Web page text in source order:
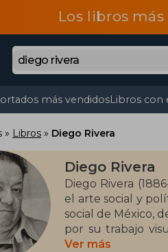
Los libros
más vendidosLibros con
Libros Diego Rivera
Diego Rivera
Diego Rivera
el arte social y
social de México,
por su trabajo
escritor prolífico.
Ver más